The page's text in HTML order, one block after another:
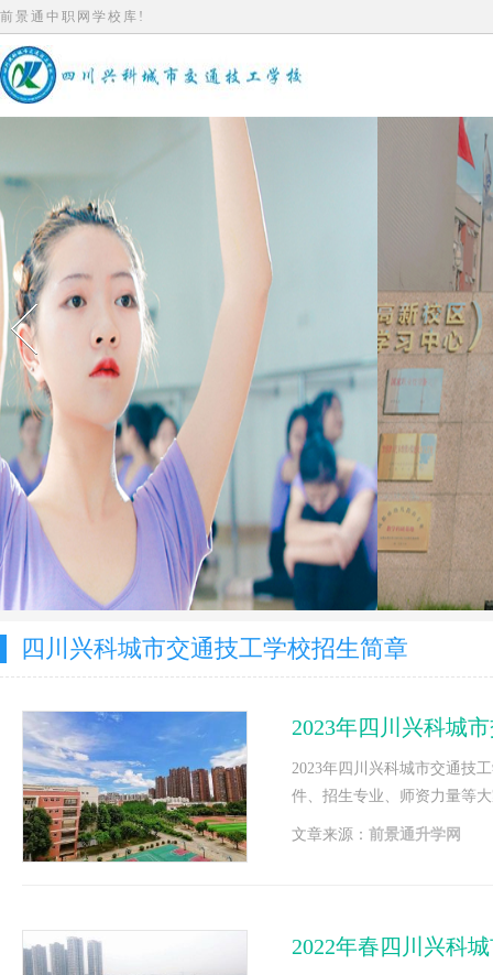
前景通中职网学校库!
四川兴科城市交通技工学校招生简章
2023年四川兴科城
2023年四川兴科城市交通技
件、招生专业、师资力量等
够对你有所帮助!
文章来源： 前景通升学网
2022年春四川兴科